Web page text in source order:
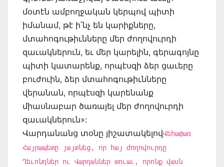
մօտէն ամբողջական կերպով պիտի
իմանամ, թէ ի՛նչ են կարիքները,
մտահոգութիւնները մեր ժողովուրդի
զաւակներուն, եւ մեր կարելին, գերագոյնը
պիտի կատարենք, որպէսզի ձեր ցաւերը
բուժուին, ձեր մտահոգութիւնները
վերանան, որպէսզի կարենանք
միասնաբար ծառայել մեր ժողովուրդի
զաւակներուն»:
Վարդանանց տօնը յիշատակելովՎեհափառ
Հայրապետը յայտնեց, որ հայ ժողովուրդը
Ղեւոնդներ ու Վարդաններ տուաւ, որոնք վասն